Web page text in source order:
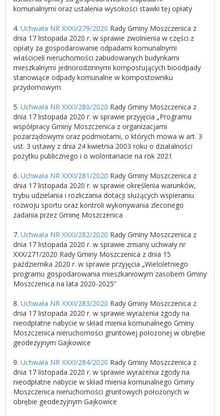
komunalnymi oraz ustalenia wysokości stawki tej opłaty
4. Uchwała NR XXXI/279/2020 Rady Gminy Moszczenica z
dnia 17 listopada 2020 r. w sprawie zwolnienia w części z
opłaty za gospodarowanie odpadami komunalnymi
właścicieli nieruchomości zabudowanych budynkami
mieszkalnymi jednorodzinnymi kompostujących bioodpady
stanowiące odpady komunalne w kompostowniku
przydomowym
5. Uchwała NR XXXI/280/2020 Rady Gminy Moszczenica z
dnia 17 listopada 2020 r. w sprawie przyjęcia „Programu
współpracy Gminy Moszczenica z organizacjami
pozarządowymi oraz podmiotami, o których mowa w art. 3
ust. 3 ustawy z dnia 24 kwietnia 2003 roku o działalności
pożytku publicznego i o wolontariacie na rok 2021
6. Uchwała NR XXXI/281/2020 Rady Gminy Moszczenica z
dnia 17 listopada 2020 r. w sprawie określenia warunków,
trybu udzielania i rozliczania dotacji służących wspieraniu
rozwoju sportu oraz kontroli wykonywania zleconego
zadania przez Gminę Moszczenica
7. Uchwała NR XXXI/282/2020 Rady Gminy Moszczenica z
dnia 17 listopada 2020 r. w sprawie zmiany uchwały nr
XXX/271/2020 Rady Gminy Moszczenica z dnia 15
października 2020 r. w sprawie przyjęcia „Wieloletniego
programu gospodarowania mieszkaniowym zasobem Gminy
Moszczenica na lata 2020-2025”
8. Uchwała NR XXXI/283/2020 Rady Gminy Moszczenica z
dnia 17 listopada 2020 r. w sprawie wyrażenia zgody na
nieodpłatne nabycie w skład mienia komunalnego Gminy
Moszczenica nieruchomości gruntowej położonej w obrębie
geodezyjnym Gajkowice
9. Uchwała NR XXXI/284/2020 Rady Gminy Moszczenica z
dnia 17 listopada 2020 r. w sprawie wyrażenia zgody na
nieodpłatne nabycie w skład mienia komunalnego Gminy
Moszczenica nieruchomości gruntowych położonych w
obrębie geodezyjnym Gajkowice